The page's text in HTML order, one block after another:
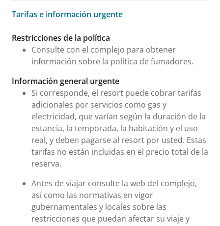
Tarifas e información urgente
Tarifas e información urgente
Restricciones de la política
Consulte con el complejo para obtener
información sobre la política de fumadores.
Información general urgente
Si corresponde, el resort puede cobrar tarifas
adicionales por servicios como gas y
electricidad, que varían según la duración de la
estancia, la temporada, la habitación y el uso
real, y deben pagarse al resort por usted. Estas
tarifas no están incluidas en el precio total de la
reserva.
Antes de viajar consulte la web del complejo,
así como las normativas en vigor
gubernamentales y locales sobre las
restricciones que puedan afectar su viaje y